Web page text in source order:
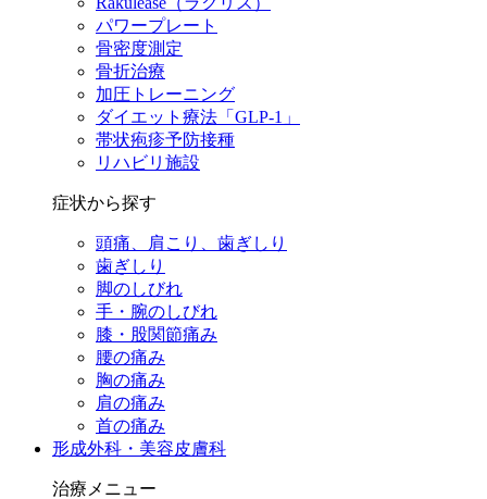
パワープレート
骨密度測定
骨折治療
加圧トレーニング
ダイエット療法「GLP-1」
帯状疱疹予防接種
リハビリ施設
症状から探す
頭痛、肩こり、歯ぎしり
歯ぎしり
脚のしびれ
手・腕のしびれ
膝・股関節痛み
腰の痛み
胸の痛み
肩の痛み
首の痛み
形成外科・美容皮膚科
治療メニュー